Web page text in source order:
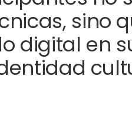
sino
digital en